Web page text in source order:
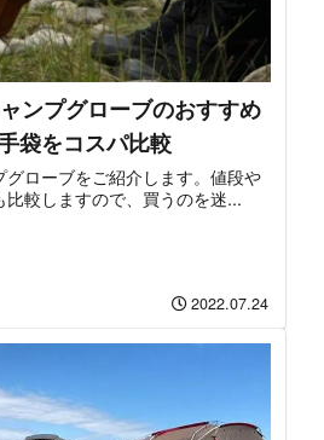
ンプグローブのおすすめ
袋をコスパ比較
ローブをご紹介します。値段や
較しますので、買うのを迷...
2022.07.24